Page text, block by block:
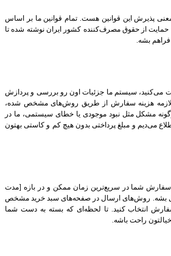
پذیرش این قوانین هست. تمام قوانین ما بر اساس
حمایت از حقوق مصرف‌کننده کشور ایران نوشته شده تا
بشه.
می‌کنید، سیستم ما جزئیات اون رو بررسی و پردازش
لازمه هزینه سفارش از طریق روش‌های مشخص شده،
مشکل مثل نبود موجودی یا خطای سیستمی، ما در
می‌دیم و مبلغ پرداختی بدون هیچ کم و کاستی بهتون
سفارش شما در سریع‌ترین زمان ممکن و در بازه [مدت
بشه. روش‌های ارسال در صفحه‌های سبد خرید مشخص
انتخاب کنید. تا لحظه‌ای که بسته به دست شما
راحت باشه.